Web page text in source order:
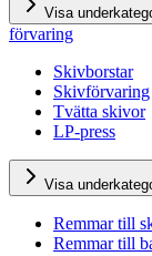
Visa
förvaring
Skivborstar
Skivförvaring
Tvätta skivor
LP-press
Visa
Remmar till
Remmar till